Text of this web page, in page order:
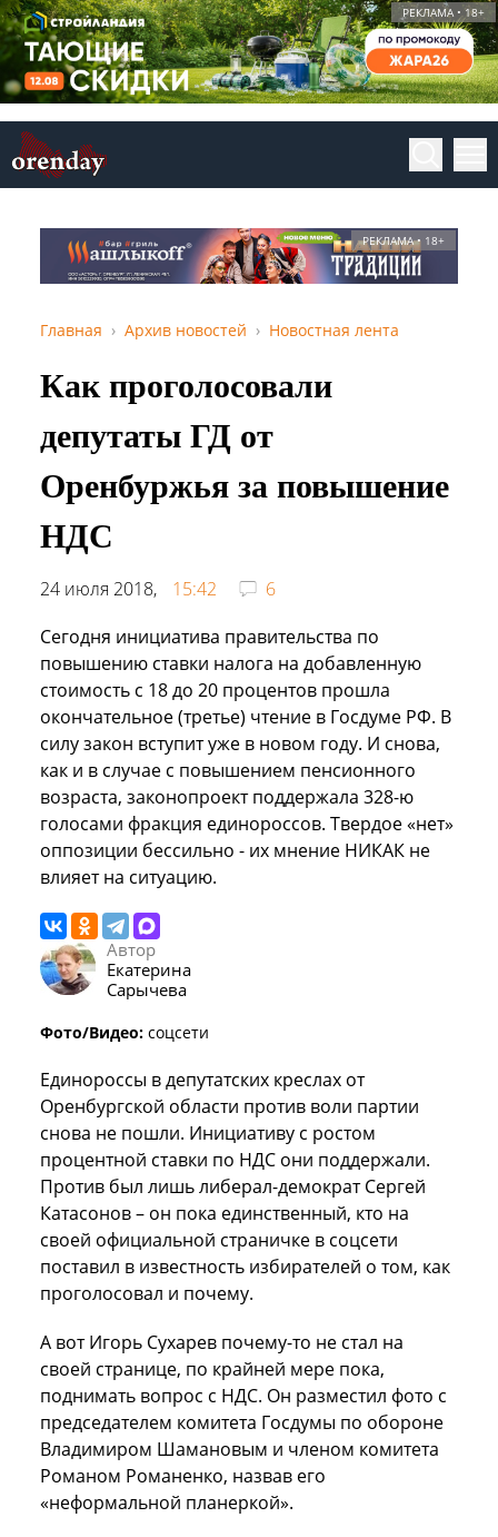
РЕКЛАМА • 18+
РЕКЛАМА • 18+
Главная Архив новостей Новостная лента
Как проголосовали
депутаты ГД от
Оренбуржья за повышение
НДС
24 июля 2018, 15:42
6
Сегодня инициатива правительства по
повышению ставки налога на добавленную
стоимость с 18 до 20 процентов прошла
окончательное (третье) чтение в Госдуме РФ. В
силу закон вступит уже в новом году. И снова,
как и в случае с повышением пенсионного
возраста, законопроект поддержала 328-ю
голосами фракция единороссов. Твердое «нет»
оппозиции бессильно - их мнение НИКАК не
влияет на ситуацию.
Автор
Екатерина
Сарычева
Фото/Видео: соцсети
Единороссы в депутатских креслах от
Оренбургской области против воли партии
снова не пошли. Инициативу с ростом
процентной ставки по НДС они поддержали.
Против был лишь либерал-демократ Сергей
Катасонов – он пока единственный, кто на
своей официальной страничке в соцсети
поставил в известность избирателей о том, как
проголосовал и почему.
А вот Игорь Сухарев почему-то не стал на
своей странице, по крайней мере пока,
поднимать вопрос с НДС. Он разместил фото с
председателем комитета Госдумы по обороне
Владимиром Шамановым и членом комитета
Романом Романенко, назвав его
«неформальной планеркой».